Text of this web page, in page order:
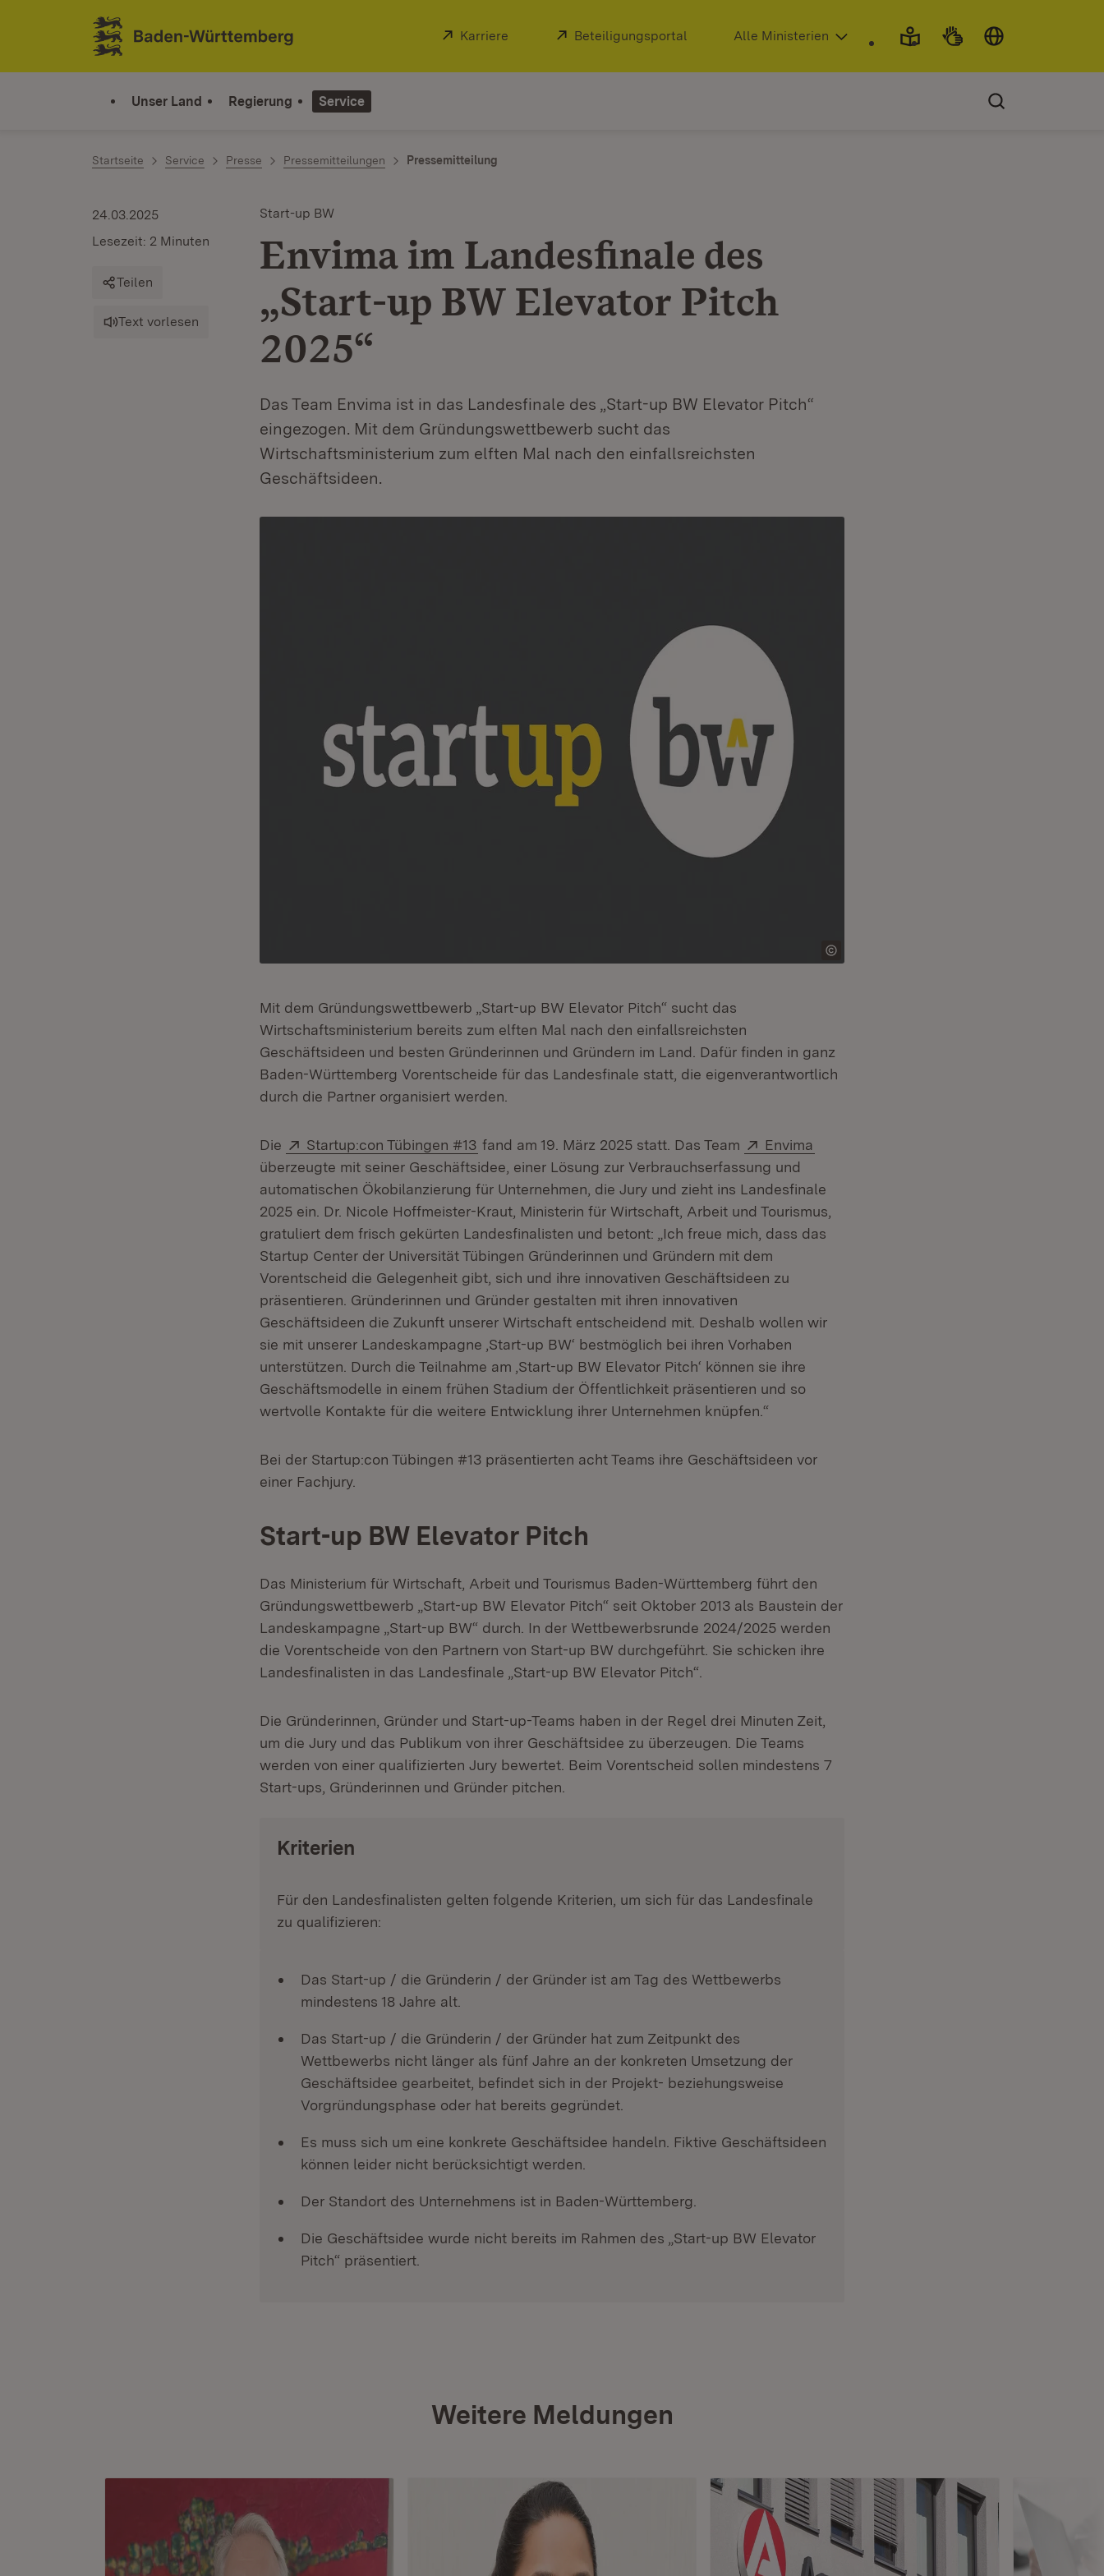
Zum Inhalt springen
Link zur Startseite
Extern:
Karriere (Öffnet in neuem Fenster)
Extern:
Beteiligungsportal (Öffnet in neuem Fenster)
Alle Ministerien
Unser Land Regierung Service
Startseite Service Presse Pressemitteilungen Pressemitteilung
Start-up BW
Envima im Landesfinale des
„Start-up BW Elevator Pitch
2025“
Das Team Envima ist in das Landesfinale des „Start-up BW Elevator Pitch“
eingezogen. Mit dem Gründungswettbewerb sucht das
Wirtschaftsministerium zum elften Mal nach den einfallsreichsten
Geschäftsideen.
24.03.2025
Lesezeit: 2 Minuten
Teilen
Text vorlesen
Mit dem Gründungswettbewerb „Start-up BW Elevator Pitch“ sucht das
Wirtschaftsministerium bereits zum elften Mal nach den einfallsreichsten
Geschäftsideen und besten Gründerinnen und Gründern im Land. Dafür finden in ganz
Baden-Württemberg Vorentscheide für das Landesfinale statt, die eigenverantwortlich
durch die Partner organisiert werden.
Die Extern:
Startup:con Tübingen #13 (Öffnet in neuem Fenster)
fand am 19. März 2025 statt. Das Team Extern:
Envima
überzeugte mit seiner Geschäftsidee, einer Lösung zur Verbrauchserfassung und
automatischen Ökobilanzierung für Unternehmen, die Jury und zieht ins Landesfinale
2025 ein. Dr. Nicole Hoffmeister-Kraut, Ministerin für Wirtschaft, Arbeit und Tourismus,
gratuliert dem frisch gekürten Landesfinalisten und betont: „Ich freue mich, dass das
Startup Center der Universität Tübingen Gründerinnen und Gründern mit dem
Vorentscheid die Gelegenheit gibt, sich und ihre innovativen Geschäftsideen zu
präsentieren. Gründerinnen und Gründer gestalten mit ihren innovativen
Geschäftsideen die Zukunft unserer Wirtschaft entscheidend mit. Deshalb wollen wir
sie mit unserer Landeskampagne ‚Start-up BW‘ bestmöglich bei ihren Vorhaben
unterstützen. Durch die Teilnahme am ‚Start-up BW Elevator Pitch‘ können sie ihre
Geschäftsmodelle in einem frühen Stadium der Öffentlichkeit präsentieren und so
wertvolle Kontakte für die weitere Entwicklung ihrer Unternehmen knüpfen.“
Bei der Startup:con Tübingen #13 präsentierten acht Teams ihre Geschäftsideen vor
einer Fachjury.
Start-up BW Elevator Pitch
Das Ministerium für Wirtschaft, Arbeit und Tourismus Baden-Württemberg führt den
Gründungswettbewerb „Start-up BW Elevator Pitch“ seit Oktober 2013 als Baustein der
Landeskampagne „Start-up BW“ durch. In der Wettbewerbsrunde 2024/2025 werden
die Vorentscheide von den Partnern von Start-up BW durchgeführt. Sie schicken ihre
Landesfinalisten in das Landesfinale „Start-up BW Elevator Pitch“.
Die Gründerinnen, Gründer und Start-up-Teams haben in der Regel drei Minuten Zeit,
um die Jury und das Publikum von ihrer Geschäftsidee zu überzeugen. Die Teams
werden von einer qualifizierten Jury bewertet. Beim Vorentscheid sollen mindestens 7
Start-ups, Gründerinnen und Gründer pitchen.
Kriterien
Für den Landesfinalisten gelten folgende Kriterien, um sich für das Landesfinale
zu qualifizieren:
Das Start-up / die Gründerin / der Gründer ist am Tag des Wettbewerbs
mindestens 18 Jahre alt.
Das Start-up / die Gründerin / der Gründer hat zum Zeitpunkt des
Wettbewerbs nicht länger als fünf Jahre an der konkreten Umsetzung der
Geschäftsidee gearbeitet, befindet sich in der Projekt- beziehungsweise
Vorgründungsphase oder hat bereits gegründet.
Es muss sich um eine konkrete Geschäftsidee handeln. Fiktive Geschäftsideen
können leider nicht berücksichtigt werden.
Der Standort des Unternehmens ist in Baden-Württemberg.
Die Geschäftsidee wurde nicht bereits im Rahmen des „Start-up BW Elevator
Pitch“ präsentiert.
Weitere Meldungen